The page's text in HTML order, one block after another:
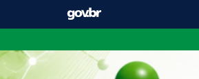
conteúdo